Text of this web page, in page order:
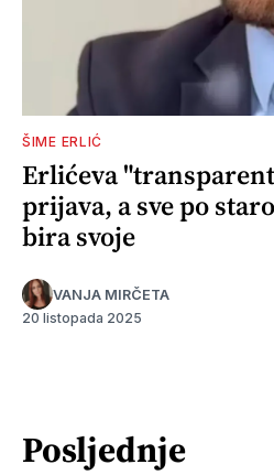
ŠIME ERLIĆ
Erlićeva
prijava, a sve po
bira svoje
VANJA MIRČETA
20 listopada 2025
Posljednje